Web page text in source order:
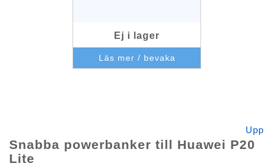
Ej i lager
Läs mer / bevaka
Upp
Snabba powerbanker till Huawei P20
Lite